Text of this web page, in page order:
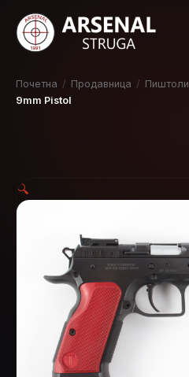
Почетна / Продавница / Пиштоли
9mm Pistol
🔍